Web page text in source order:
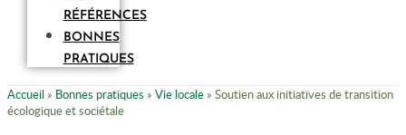
RÉFÉRENCES
BONNES
PRATIQUES
Accueil » Bonnes pratiques » Vie locale » Soutien aux initiatives de transition
écologique et sociétale